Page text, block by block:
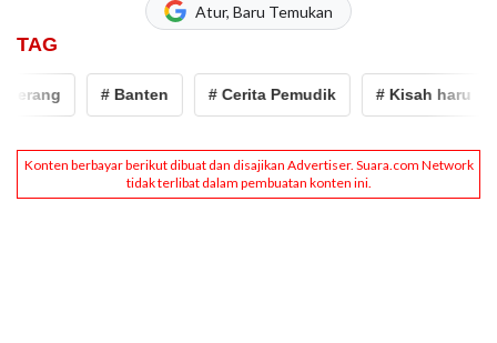
Atur, Baru Temukan
TAG
# Banten # Cerita Pemudik # Kisah haru